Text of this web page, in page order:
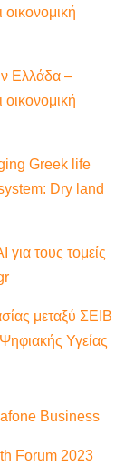
οικονομική
Ελλάδα –
οικονομική
Greek life
Dry land
για τους τομείς
μεταξύ ΣΕΙΒ
Υγείας
Business
Forum 2023